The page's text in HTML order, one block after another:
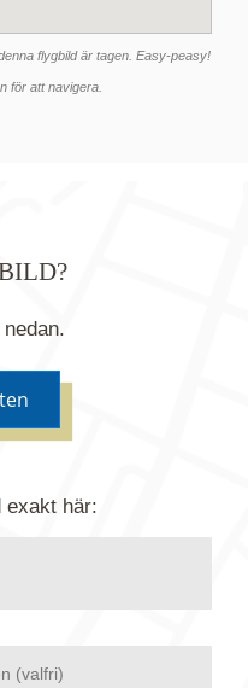
flygbild är tagen. Easy-peasy!
för att navigera.
bilder i vårt arkiv
exakt här:
(valfri)